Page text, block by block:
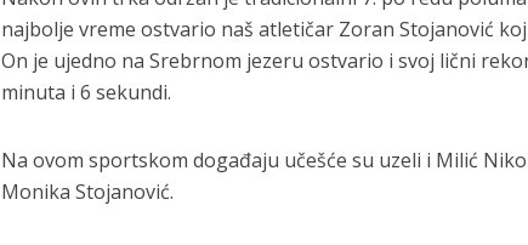
najbolje vreme ostvario naš atletičar Zoran Stojanović
On je ujedno na Srebrnom jezeru ostvario i svoj lični
minuta i 6 sekundi.
Na ovom sportskom događaju učešće su uzeli i Milić
Monika Stojanović.